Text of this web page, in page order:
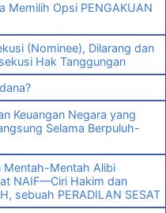
Memilih Opsi PENGAKUAN
(Nominee), Dilarang dan
Hak Tanggungan
Keuangan Negara yang
Selama Berpuluh-
Mentah-Mentah Alibi
NAIF—Ciri Hakim dan
sebuah PERADILAN SESAT